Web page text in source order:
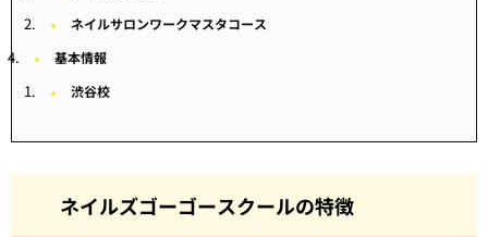
ネイルサロンワークマスタコース
基本情報
渋谷校
ネイルズゴーゴースクールの特徴